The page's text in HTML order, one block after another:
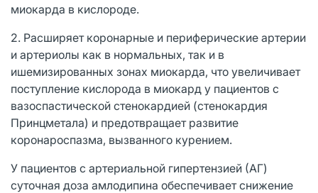
миокарда в кислороде.
2. Расширяет коронарные и периферические артерии
и артериолы как в нормальных, так и в
ишемизированных зонах миокарда, что увеличивает
поступление кислорода в миокард у пациентов с
вазоспастической стенокардией (стенокардия
Принцметала) и предотвращает развитие
коронароспазма, вызванного курением.
У пациентов с артериальной гипертензией (АГ)
суточная доза амлодипина обеспечивает снижение